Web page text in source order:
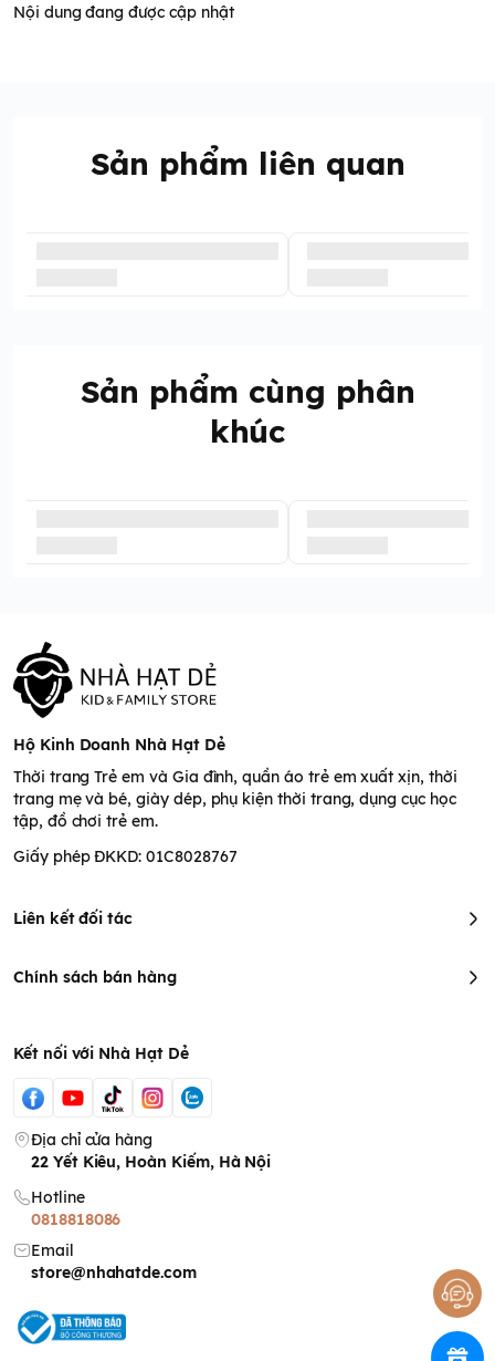
Nội dung đang được cập nhật
Sản phẩm liên quan
Sản phẩm cùng phân
khúc
Hộ Kinh Doanh Nhà Hạt Dẻ
Thời trang Trẻ em và Gia đình, quần áo trẻ em xuất xịn, thời
trang mẹ và bé, giày dép, phụ kiện thời trang, dụng cục học
tập, đồ chơi trẻ em.
Giấy phép ĐKKD: 01C8028767
Liên kết đối tác
Chính sách bán hàng
Kết nối với Nhà Hạt Dẻ
Địa chỉ cửa hàng
22 Yết Kiêu, Hoàn Kiếm, Hà Nội
Hotline
0818818086
Email
store@nhahatde.com